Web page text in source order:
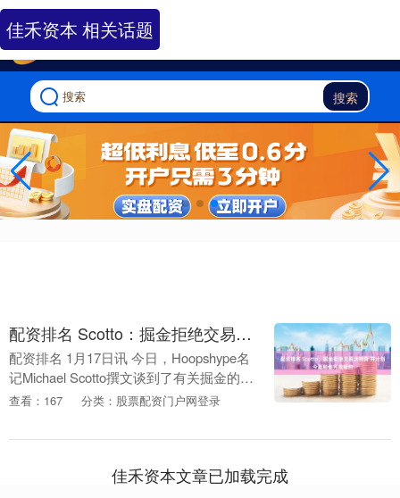
-->
搜索
佳禾资本 相关话题
配资排名 Scotto：掘金拒绝交易沃特森 并计划今夏和他完成续约
配资排名 1月17日讯 今日，Hoopshype名
记Michael Scotto撰文谈到了有关掘金的交
易流言。 记者称，尽管佩顿·沃特森在交易
查看：167 分类：股票配资门户网登录
佳禾资本文章已加载完成